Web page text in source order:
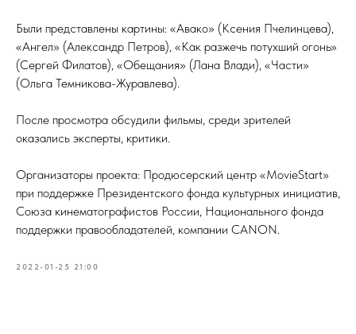
Были представлены картины: «Авако» (Ксения Пчелинцева),
«Ангел» (Александр Петров), «Как разжечь потухший огонь»
(Сергей Филатов), «Обещания» (Лана Влади), «Части»
(Ольга Темникова-Журавлева).
После просмотра обсудили фильмы, среди зрителей
оказались эксперты, критики.
Организаторы проекта: Продюсерский центр «MovieStart»
при поддержке Президентского фонда культурных инициатив,
Союза кинематографистов России, Национального фонда
поддержки правообладателей, компании CANON.
2022-01-25 21:00